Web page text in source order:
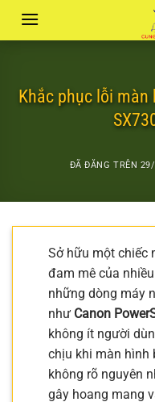
Khắc phục lỗi màn
ĐÃ ĐĂNG TRÊN
Sở hữu một chiếc
đam mê của
những dòng máy
như Canon
không ít người
chịu khi màn hình
không rõ nguyên
gây hoang mang